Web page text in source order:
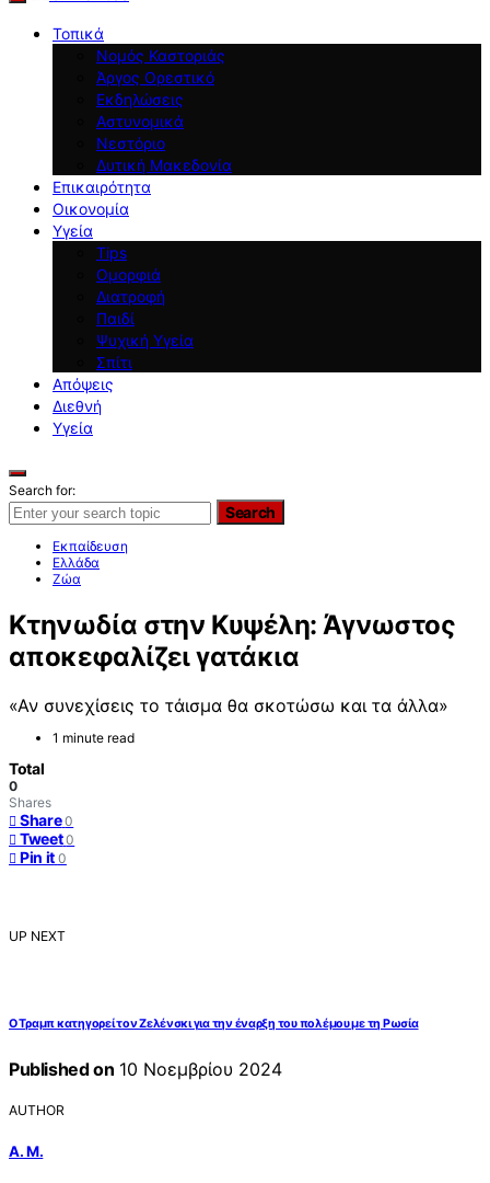
Τοπικά
Νομός Καστοριάς
Άργος Ορεστικό
Εκδηλώσεις
Αστυνομικά
Νεστόριο
Δυτική Μακεδονία
Επικαιρότητα
Οικονομία
Υγεία
Tips
Ομορφιά
Διατροφή
Παιδί
Ψυχική Υγεία
Σπίτι
Απόψεις
Διεθνή
Υγεία
Search for:
Search
Εκπαίδευση
Ελλάδα
Ζώα
Κτηνωδία στην Κυψέλη: Άγνωστος
αποκεφαλίζει γατάκια
«Αν συνεχίσεις το τάισμα θα σκοτώσω και τα άλλα»
1 minute read
Total
0
Shares
Share 0
Tweet 0
Pin it 0
UP NEXT
Ο Τραμπ κατηγορεί τον Ζελένσκι για την έναρξη του πολέμου με τη Ρωσία
Published on 10 Νοεμβρίου 2024
AUTHOR
Α. Μ.